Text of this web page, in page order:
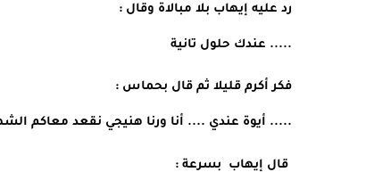
رد عليه إيهاب بلا مبالاة وقال :
..... عندك حلول تانية
فكر أكرم قليلا ثم قال بحماس :
..... أيوة عندي .... أنا ورنا هنيجي نقعد معاكم